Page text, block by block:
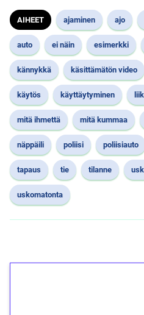
AIHEET ajaminen ajo
auto ei näin esimerkki
kännykkä käsittämätön video
käytös käyttäytyminen
mitä ihmettä mitä kummaa
näppäili poliisi poliisiauto
tapaus tie tilanne
uskomatonta